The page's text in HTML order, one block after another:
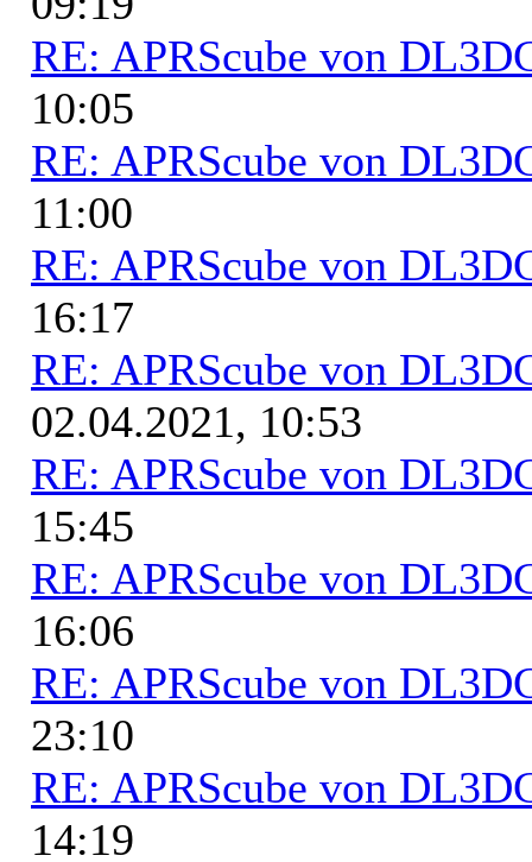
RE: APRScube von
10:05
RE: APRScube von
11:00
RE: APRScube von
16:17
RE: APRScube von
02.04.2021, 10:53
RE: APRScube von
15:45
RE: APRScube von
16:06
RE: APRScube von
23:10
RE: APRScube von
14:19